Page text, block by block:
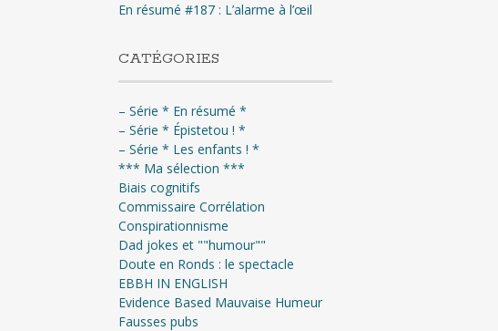
En résumé #187 : L’alarme à l’œil
CATÉGORIES
– Série * En résumé *
– Série * Épistetou ! *
– Série * Les enfants ! *
*** Ma sélection ***
Biais cognitifs
Commissaire Corrélation
Conspirationnisme
Dad jokes et ""humour""
Doute en Ronds : le spectacle
EBBH IN ENGLISH
Evidence Based Mauvaise Humeur
Fausses pubs